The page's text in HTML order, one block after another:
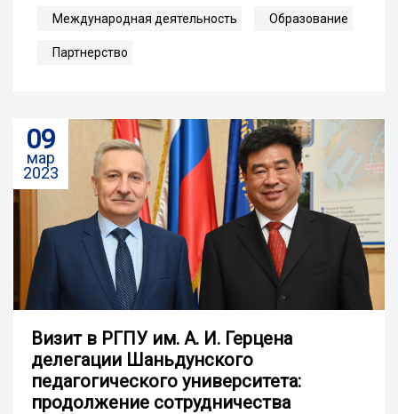
Международная деятельность Образование
Партнерство
09
мар
2023
Визит в РГПУ им. А. И. Герцена
делегации Шаньдунского
педагогического университета:
продолжение сотрудничества